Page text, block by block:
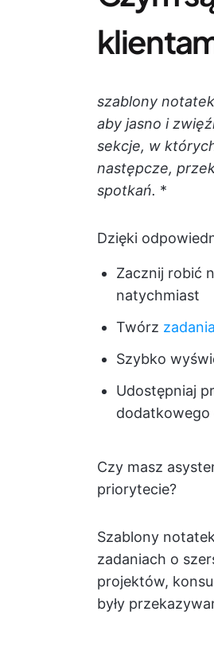
szablony
aby jasno i
sekcje, w
następcze,
spotkań. *
Dzięki
Zacznij robić
natychmiast
Twórz zadania
Szybko
Udostępniaj
dodatkowego
Czy masz
priorytecie?
Szablony
zadaniach o
projektów,
były